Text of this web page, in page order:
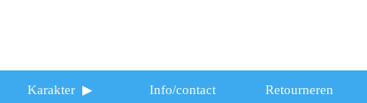
Karakter Info/contact Retourneren